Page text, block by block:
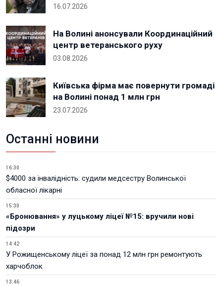
16.07.2026
На Волині анонсували Координаційний
центр ветеранського руху
03.08.2026
Київська фірма має повернути громаді
на Волині понад 1 млн грн
23.07.2026
Останні новини
16:30
$4000 за інвалідність: судили медсестру Волинської
обласної лікарні
15:30
«Бронювання» у луцькому ліцеї №15: вручили нові
підозри
14:42
У Рожищенському ліцеї за понад 12 млн грн ремонтують
харчоблок
13:46